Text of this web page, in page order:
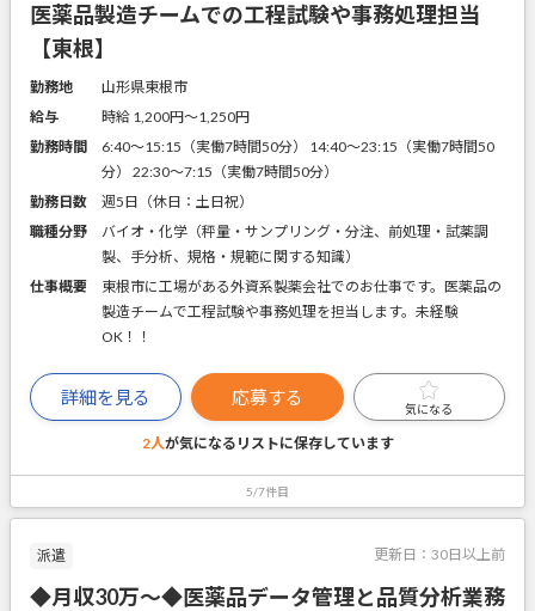
医薬品製造チームでの工程試験や事務処理担当
【東根】
勤務地
山形県東根市
給与
時給 1,200円〜1,250円
勤務時間
6:40～15:15（実働7時間50分） 14:40～23:15（実働7時間50
分） 22:30～7:15（実働7時間50分）
勤務日数
週5日（休日：土日祝）
職種分野
バイオ・化学（秤量・サンプリング・分注、前処理・試薬調
製、手分析、規格・規範に関する知識）
仕事概要
東根市に工場がある外資系製薬会社でのお仕事です。医薬品の
製造チームで工程試験や事務処理を担当します。未経験
OK！！
詳細を見る 応募する
気になる
2人が気になるリストに保存しています
5/7件目
派遣 更新日： 30日以上前
◆月収30万～◆医薬品データ管理と品質分析業務